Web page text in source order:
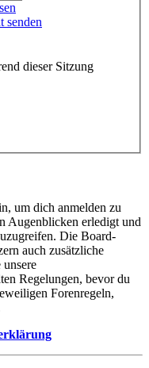
senden
dieser Sitzung
um dich anmelden zu
Augenblicken erledigt und
Die Board-
auch zusätzliche
Regelungen, bevor du
Forenregeln,